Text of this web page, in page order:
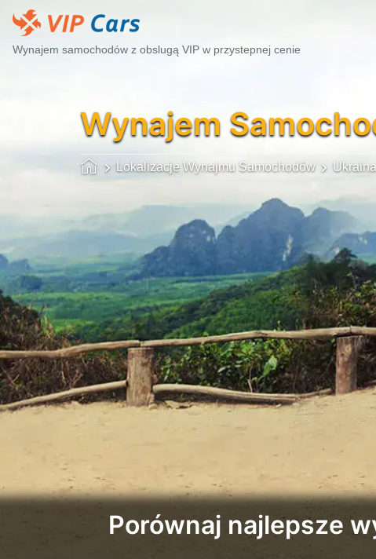
Wynajem samochodów z obslugą VIP w przystepnej cenie
Wynajem
Lokalizacje Wynajmu Samochodów Ukraina
Porównaj najlepsze